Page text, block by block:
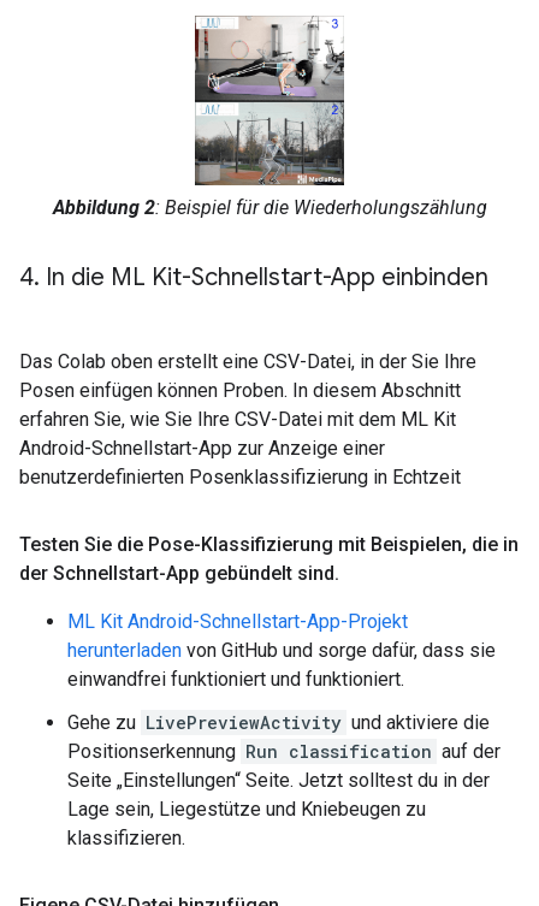
Abbildung 2: Beispiel für die Wiederholungszählung
4. In die ML Kit-Schnellstart-App einbinden
Das Colab oben erstellt eine CSV-Datei, in der Sie Ihre
Posen einfügen können Proben. In diesem Abschnitt
erfahren Sie, wie Sie Ihre CSV-Datei mit dem ML Kit
Android-Schnellstart-App zur Anzeige einer
benutzerdefinierten Posenklassifizierung in Echtzeit
Testen Sie die Pose-Klassifizierung mit Beispielen, die in
der Schnellstart-App gebündelt sind.
ML Kit Android-Schnellstart-App-Projekt
herunterladen von GitHub und sorge dafür, dass sie
einwandfrei funktioniert und funktioniert.
Gehe zu LivePreviewActivity und aktiviere die
Positionserkennung Run classification auf der
Seite „Einstellungen“ Seite. Jetzt solltest du in der
Lage sein, Liegestütze und Kniebeugen zu
klassifizieren.